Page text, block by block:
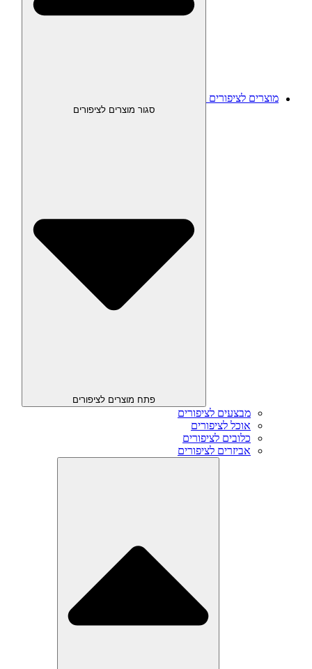
מוצרים לציפורים
סגור מוצרים לציפורים
פתח מוצרים לציפורים
מבצעים לציפורים
אוכל לציפורים
כלובים לציפורים
אביזרים לציפורים